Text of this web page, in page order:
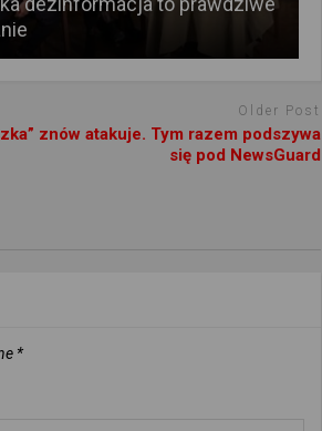
Older Post
znów atakuje. Tym razem podszywa
się pod NewsGuard
*